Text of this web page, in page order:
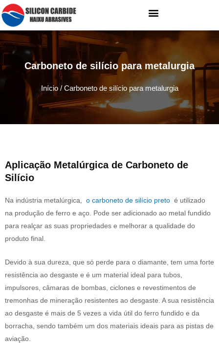
Carboneto de silício para metalurgia
Início/ Carboneto de silício para metalurgia
Aplicação Metalúrgica de Carboneto de
Silício
Na indústria metalúrgica, o carboneto de silício preto é utilizado
na produção de ferro e aço. Pode ser adicionado ao metal fundido
para realçar as suas propriedades e melhorar a qualidade do
produto final.
Devido à sua dureza, que só perde para o diamante, tem uma forte
resistência ao desgaste e é um material ideal para tubos,
impulsores, câmaras de bombas, ciclones e revestimentos de
tremonhas de mineração resistentes ao desgaste. A sua resistência
ao desgaste é mais de 5 vezes a vida útil do ferro fundido e da
borracha, sendo também um dos materiais ideais para as pistas de
aviação.